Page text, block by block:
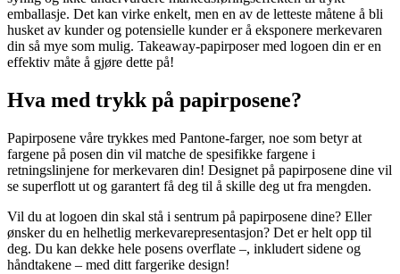
emballasje. Det kan virke enkelt, men en av de letteste måtene å bli
husket av kunder og potensielle kunder er å eksponere merkevaren
din så mye som mulig. Takeaway-papirposer med logoen din er en
effektiv måte å gjøre dette på!
Hva med trykk på papirposene?
Papirposene våre trykkes med Pantone-farger, noe som betyr at
fargene på posen din vil matche de spesifikke fargene i
retningslinjene for merkevaren din! Designet på papirposene dine vil
se superflott ut og garantert få deg til å skille deg ut fra mengden.
Vil du at logoen din skal stå i sentrum på papirposene dine? Eller
ønsker du en helhetlig merkevarepresentasjon? Det er helt opp til
deg. Du kan dekke hele posens overflate –, inkludert sidene og
håndtakene – med ditt fargerike design!